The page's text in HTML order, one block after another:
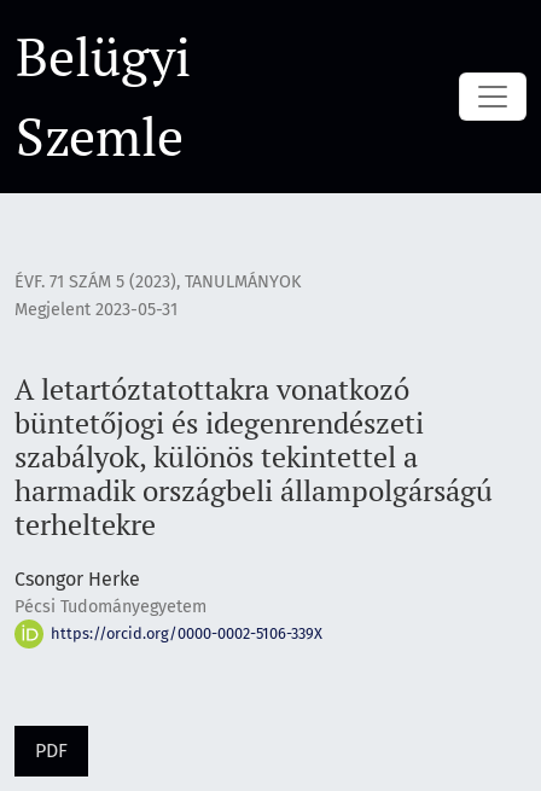
Belügyi
Szemle
ÉVF. 71 SZÁM 5 (2023), TANULMÁNYOK
A letartóztatottakra vonatkozó
büntetőjogi és idegenrendészeti
szabályok, különös tekintettel a
harmadik országbeli állampolgárságú
terheltekre
Megjelent 2023-05-31
Csongor Herke
Pécsi Tudományegyetem
https://orcid.org/0000-0002-5106-339X
PDF